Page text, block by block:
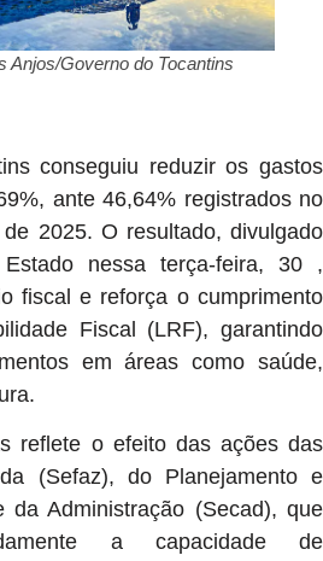
Anjos/Governo do Tocantins
conseguiu reduzir os gastos
ante 46,64% registrados no
2025. O resultado, divulgado
nessa terça-feira, 30 ,
fiscal e reforça o cumprimento
Fiscal (LRF), garantindo
em áreas como saúde,
reflete o efeito das ações das
(Sefaz), do Planejamento e
da Administração (Secad), que
a capacidade de